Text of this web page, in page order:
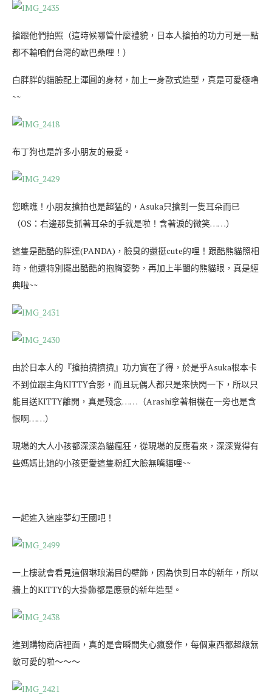
搶跟他們拍照（這時候哪管什麼禮貌，日本人搶拍的功力可是一點
都不輸咱們台灣的歐巴桑哩！）
白胖胖的貓臉配上渾圓的身材，加上一身歐式造型，真是可愛極嚕
~~
布丁狗也是許多小朋友的最愛。
您瞧瞧！小朋友搶拍也是超猛的，Asuka只搶到一隻耳朵而已
（OS：右邊那隻抓著耳朵的手就是啦！含著淚的微笑……）
這隻是酷酷的胖達(PANDA)，臉臭的還挺cute的哩！跟酷熊貓照相
時，他還特別擺出酷酷的抱胸姿勢，再加上半闔的熊貓眼，真是經
典啦~~
由於日本人的『搶拍擠擠擠』功力實在了得，於是乎Asuka根本卡
不到位跟主角KITTY合影，而且玩偶人都只是來快閃一下，所以只
能目送KITTY離開，真是殘念……（Arashi拿著相機在一旁也是含
恨啊……）
現場的大人小孩都深深為貓瘋狂，從現場的反應看來，深深覺得有
些媽媽比她的小孩更愛這隻粉紅大臉無嘴貓哩~~
一起進入這座夢幻王國吧！
一上樓就會看見這個琳琅滿目的壁飾，因為快到日本的新年，所以
牆上的KITTY的大掛飾都是應景的新年造型。
進到購物商店裡面，真的是會瞬間失心瘋發作，每個東西都超級無
敵可愛的啦～～～